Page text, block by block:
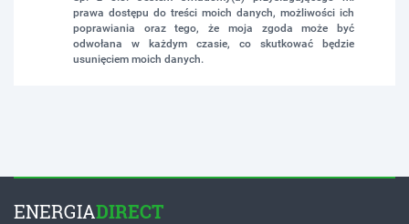
prawa dostępu do treści moich danych, możliwości ich
poprawiania oraz tego, że moja zgoda może być
odwołana w każdym czasie, co skutkować będzie
usunięciem moich danych.
ENERGIADIRECT